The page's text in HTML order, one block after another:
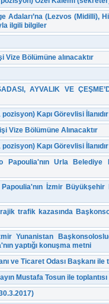
Adaları’na (Lezvos (Midilli),
ilgili bilgiler
Bölümüne alınacaktır
AYVALIK VE
Kapı Görevlisi İlanıdır
Vize Bölümüne Alınacaktır
Kapı Görevlisi İlanıdır
Papoulia'nın Urla
İzmir
trafik kazasında
Yunanistan
yaptığı konuşma metni
ve Ticaret Odası Başkanı ile
Mustafa Tosun ile toplantısı